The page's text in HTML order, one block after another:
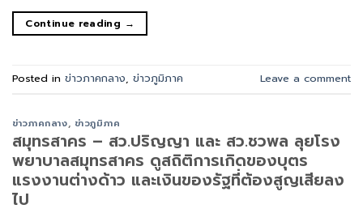
Continue reading →
Posted in ข่าวภาคกลาง, ข่าวภูมิภาค Leave a comment
ข่าวภาคกลาง, ข่าวภูมิภาค
สมุทรสาคร – สว.ปริญญา และ สว.ชวพล ลุยโรง
พยาบาลสมุทรสาคร ดูสถิติการเกิดของบุตร
แรงงานต่างด้าว และเงินของรัฐที่ต้องสูญเสียลง
ไป